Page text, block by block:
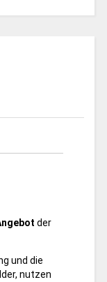
der
und die
nutzen